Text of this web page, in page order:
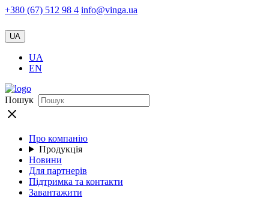
+380 (67) 512 98 4 info@vinga.ua
UA
UA
EN
Пошук
Про компанію
Продукція
Новини
Для партнерів
Підтримка та контакти
Завантажити